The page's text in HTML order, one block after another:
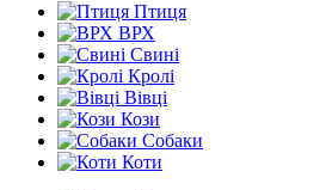
Птиця
ВРХ
Свині
Кролі
Вівці
Кози
Собаки
Коти